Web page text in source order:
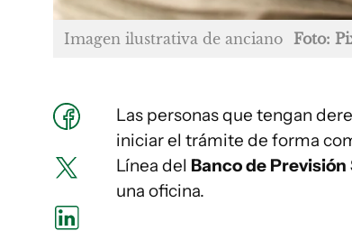
Imagen ilustrativa de anciano Foto:
Las personas que tengan
iniciar el trámite de forma
Línea del Banco de Previsión
una oficina.